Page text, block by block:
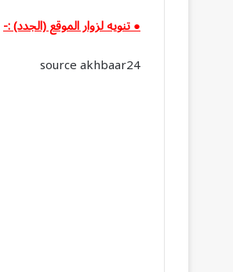
● تنويه لزوار الموقع (الجدد) :-
source akhbaar24